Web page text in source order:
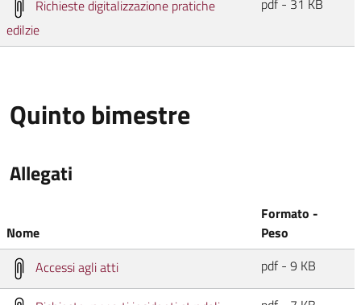
Richieste digitalizzazione pratiche
edilzie
pdf - 31 KB
Quinto bimestre
Allegati
Nome
Formato -
Peso
Accessi agli atti
pdf - 9 KB